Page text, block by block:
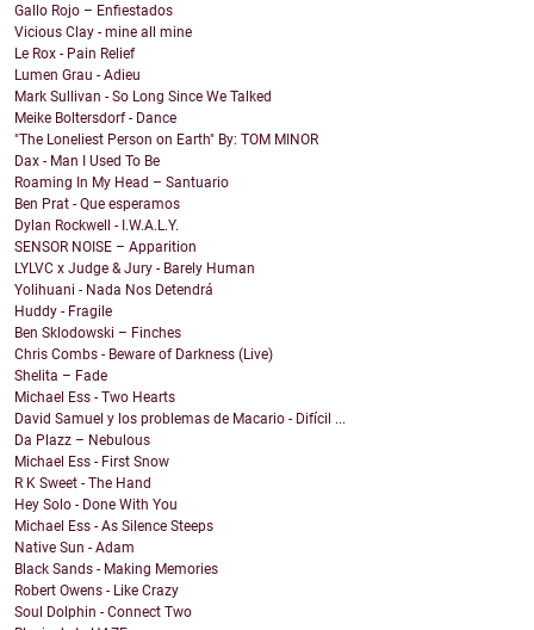
Gallo Rojo – Enfiestados
Vicious Clay - mine all mine
Le Rox - Pain Relief
Lumen Grau - Adieu
Mark Sullivan - So Long Since We Talked
Meike Boltersdorf - Dance
"The Loneliest Person on Earth" By: TOM MINOR
Dax - Man I Used To Be
Roaming In My Head – Santuario
Ben Prat - Que esperamos
Dylan Rockwell - I.W.A.L.Y.
SENSOR NOISE – Apparition
LYLVC x Judge & Jury - Barely Human
Yolihuani - Nada Nos Detendrá
Huddy - Fragile
Ben Sklodowski – Finches
Chris Combs - Beware of Darkness (Live)
Shelita – Fade
Michael Ess - Two Hearts
David Samuel y los problemas de Macario - Difícil ...
Da Plazz – Nebulous
Michael Ess - First Snow
R K Sweet - The Hand
Hey Solo - Done With You
Michael Ess - As Silence Steeps
Native Sun - Adam
Black Sands - Making Memories
Robert Owens - Like Crazy
Soul Dolphin - Connect Two